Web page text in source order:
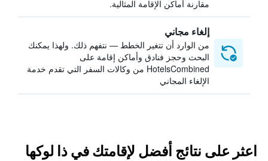
مقارنة أماكن الإقامة المثالية.
إلغاء مجاني
من الوارد أن تتغير الخطط — نتفهم ذلك. ولهذا يمكنك
البحث وحجز فنادق وأماكن إقامة على
HotelsCombined من وكالات السفر التي تقدم خدمة
الإلغاء المجاني
اعثر على نتائج أفضل لإقامتك في ذا لوكها